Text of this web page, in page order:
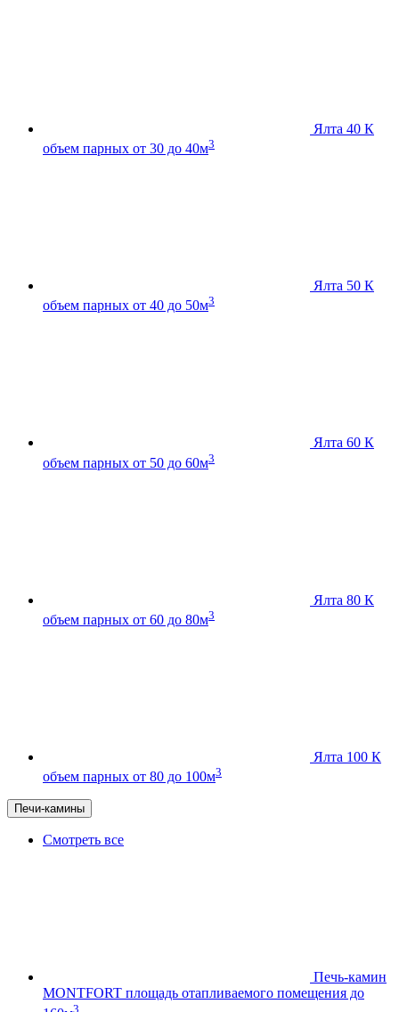
Ялта 40 К
объем парных от 30 до 40м3
Ялта 50 К
объем парных от 40 до 50м3
Ялта 60 К
объем парных от 50 до 60м3
Ялта 80 К
объем парных от 60 до 80м3
Ялта 100 К
объем парных от 80 до 100м3
Печи-камины
Смотреть все
Печь-камин
MONTFORT площадь отапливаемого помещения до
3